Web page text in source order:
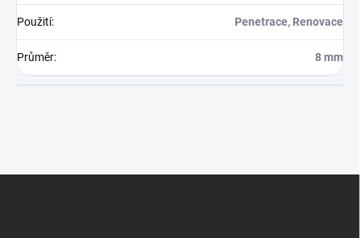
Použití: Penetrace, Renovace
Průměr: 8 mm